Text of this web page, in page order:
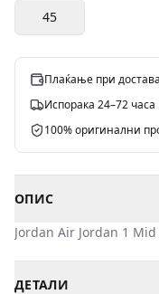
45
Плаќање при достава
Испорака 24–72 часа
100% оригинални
ОПИС
Jordan Air Jordan 1 Mid
ДЕТАЛИ